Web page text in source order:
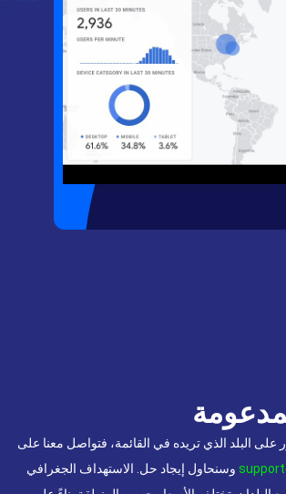
على البلد الذي تريده في القائمة، فتواصل معنا على
وسنحاول إيجاد حل. الاستهداف الجغرافي